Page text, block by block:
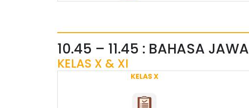
10.45 – 11.45 : BAHASA JAWA
KELAS X & XI
KELAS X